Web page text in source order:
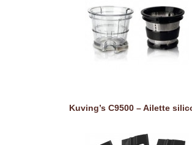
Kuving’s C9500 – Ailette